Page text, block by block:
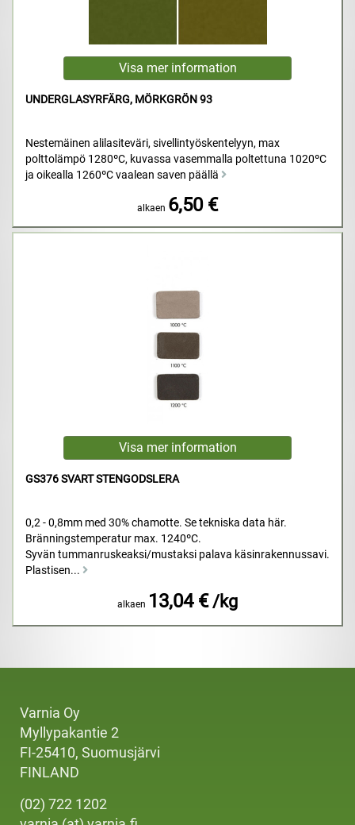
UNDERGLASYRFÄRG, MÖRKGRÖN 93
Nestemäinen alilasiteväri, sivellintyöskentelyyn, max
polttolämpö 1280ºC, kuvassa vasemmalla poltettuna 1020ºC
ja oikealla 1260ºC vaalean saven päällä
alkaen 6,50 €
GS376 SVART STENGODSLERA
0,2 - 0,8mm med 30% chamotte. Se tekniska data här.
Bränningstemperatur max. 1240ºC.
Syvän tummanruskeaksi/mustaksi palava käsinrakennussavi.
Plastisen...
alkaen 13,04 € /kg
Varnia Oy
Myllypakantie 2
FI-25410, Suomusjärvi
FINLAND
(02) 722 1202